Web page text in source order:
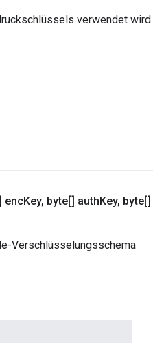
verwendet wird.
encKey, byte[] authKey, byte[]
Verschlüsselungsschema